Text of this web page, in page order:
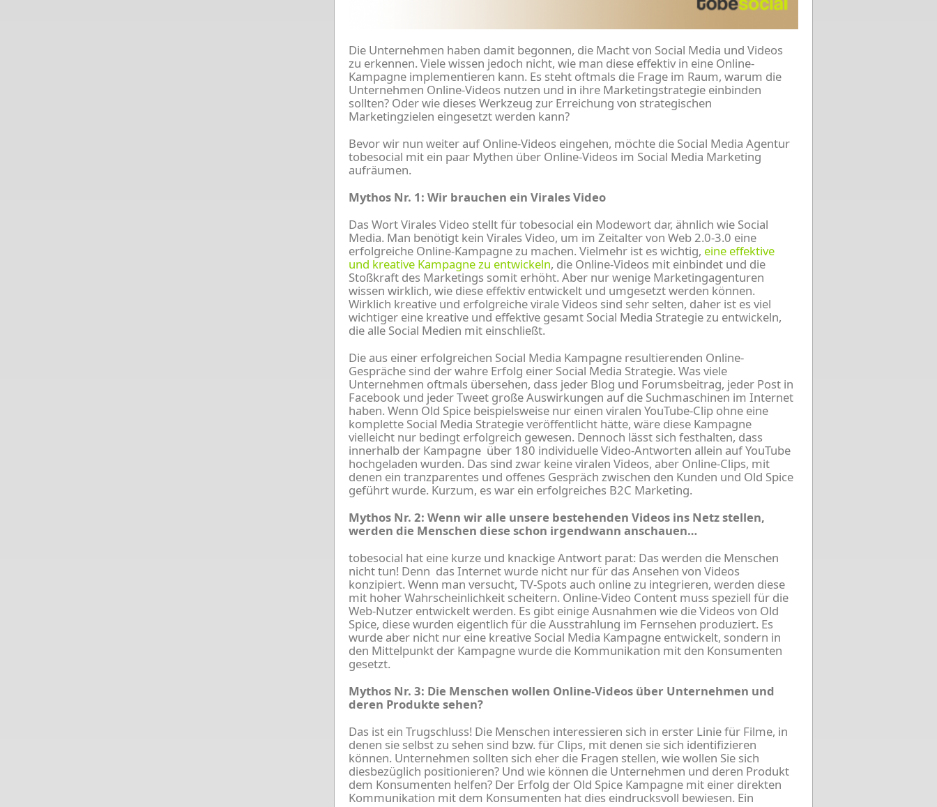
Die Unternehmen haben damit begonnen, die Macht von Social Media und Videos
zu erkennen. Viele wissen jedoch nicht, wie man diese effektiv in eine Online-
Kampagne implementieren kann. Es steht oftmals die Frage im Raum, warum die
Unternehmen Online-Videos nutzen und in ihre Marketingstrategie einbinden
sollten? Oder wie dieses Werkzeug zur Erreichung von strategischen
Marketingzielen eingesetzt werden kann?
Bevor wir nun weiter auf Online-Videos eingehen, möchte die Social Media Agentur
tobesocial mit ein paar Mythen über Online-Videos im Social Media Marketing
aufräumen.
Mythos Nr. 1: Wir brauchen ein Virales Video
Das Wort Virales Video stellt für tobesocial ein Modewort dar, ähnlich wie Social
Media. Man benötigt kein Virales Video, um im Zeitalter von Web 2.0-3.0 eine
erfolgreiche Online-Kampagne zu machen. Vielmehr ist es wichtig, eine effektive
und kreative Kampagne zu entwickeln, die Online-Videos mit einbindet und die
Stoßkraft des Marketings somit erhöht. Aber nur wenige Marketingagenturen
wissen wirklich, wie diese effektiv entwickelt und umgesetzt werden können.
Wirklich kreative und erfolgreiche virale Videos sind sehr selten, daher ist es viel
wichtiger eine kreative und effektive gesamt Social Media Strategie zu entwickeln,
die alle Social Medien mit einschließt.
Die aus einer erfolgreichen Social Media Kampagne resultierenden Online-
Gespräche sind der wahre Erfolg einer Social Media Strategie. Was viele
Unternehmen oftmals übersehen, dass jeder Blog und Forumsbeitrag, jeder Post in
Facebook und jeder Tweet große Auswirkungen auf die Suchmaschinen im Internet
haben. Wenn Old Spice beispielsweise nur einen viralen YouTube-Clip ohne eine
komplette Social Media Strategie veröffentlicht hätte, wäre diese Kampagne
vielleicht nur bedingt erfolgreich gewesen. Dennoch lässt sich festhalten, dass
innerhalb der Kampagne über 180 individuelle Video-Antworten allein auf YouTube
hochgeladen wurden. Das sind zwar keine viralen Videos, aber Online-Clips, mit
denen ein tranzparentes und offenes Gespräch zwischen den Kunden und Old Spice
geführt wurde. Kurzum, es war ein erfolgreiches B2C Marketing.
Mythos Nr. 2: Wenn wir alle unsere bestehenden Videos ins Netz stellen,
werden die Menschen diese schon irgendwann anschauen…
tobesocial hat eine kurze und knackige Antwort parat: Das werden die Menschen
nicht tun! Denn das Internet wurde nicht nur für das Ansehen von Videos
konzipiert. Wenn man versucht, TV-Spots auch online zu integrieren, werden diese
mit hoher Wahrscheinlichkeit scheitern. Online-Video Content muss speziell für die
Web-Nutzer entwickelt werden. Es gibt einige Ausnahmen wie die Videos von Old
Spice, diese wurden eigentlich für die Ausstrahlung im Fernsehen produziert. Es
wurde aber nicht nur eine kreative Social Media Kampagne entwickelt, sondern in
den Mittelpunkt der Kampagne wurde die Kommunikation mit den Konsumenten
gesetzt.
Mythos Nr. 3: Die Menschen wollen Online-Videos über Unternehmen und
deren Produkte sehen?
Das ist ein Trugschluss! Die Menschen interessieren sich in erster Linie für Filme, in
denen sie selbst zu sehen sind bzw. für Clips, mit denen sie sich identifizieren
können. Unternehmen sollten sich eher die Fragen stellen, wie wollen Sie sich
diesbezüglich positionieren? Und wie können die Unternehmen und deren Produkt
dem Konsumenten helfen? Der Erfolg der Old Spice Kampagne mit einer direkten
Kommunikation mit dem Konsumenten hat dies eindrucksvoll bewiesen. Ein